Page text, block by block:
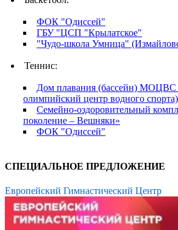
ФОК "Одиссей"
ГБУ "ЦСП "Крылатское"
"Чудо-школа Умница"
Теннис:
Дом плавания (бассейн) МОЦВС
олимпийский центр водного спорта)
Семейно-оздоровительный
поколение – Вешняки»
ФОК "Одиссей"
СПЕЦИАЛЬНОЕ ПРЕДЛОЖЕНИЕ
Европейский Гимнастический Центр